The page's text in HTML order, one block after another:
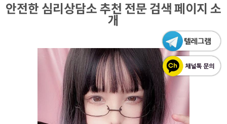
안전한 심리상담소 추천 전문 검색 페이지 소
개